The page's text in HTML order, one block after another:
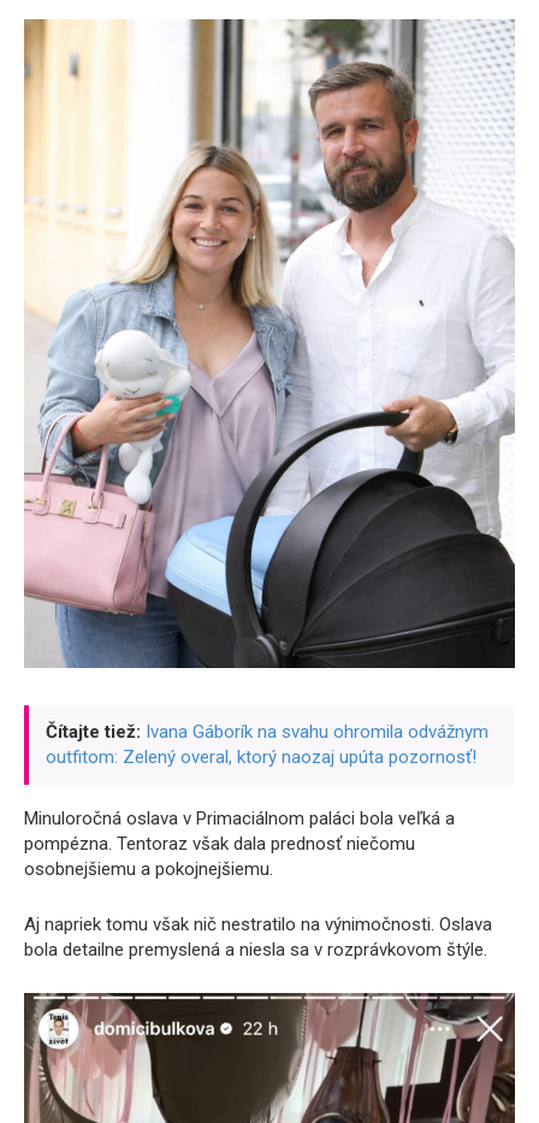
Čítajte tiež: Ivana Gáborík na svahu ohromila odvážnym
outfitom: Zelený overal, ktorý naozaj upúta pozornosť!
Minuloročná oslava v Primaciálnom paláci bola veľká a
pompézna. Tentoraz však dala prednosť niečomu
osobnejšiemu a pokojnejšiemu.
Aj napriek tomu však nič nestratilo na výnimočnosti. Oslava
bola detailne premyslená a niesla sa v rozprávkovom štýle.